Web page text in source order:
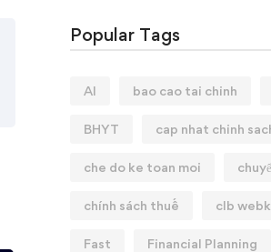
Popular Tags
AI bao cao tai chinh
BHYT cap nhat chinh
che do ke toan moi
chính sách thuế clb
Fast Financial Planning